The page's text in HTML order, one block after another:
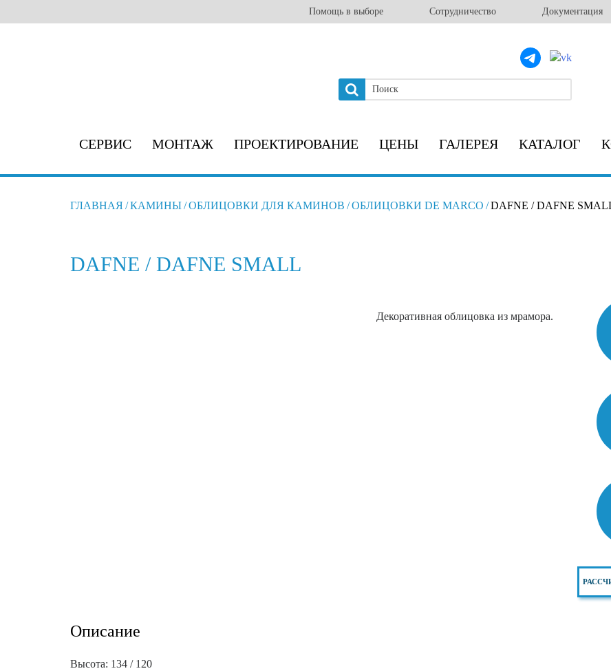
Помощь в выборе Сотрудничество Документация
СЕРВИС МОНТАЖ ПРОЕКТИРОВАНИЕ ЦЕНЫ ГАЛЕРЕЯ КАТАЛОГ
ГЛАВНАЯ /КАМИНЫ/ОБЛИЦОВКИ ДЛЯ КАМИНОВ /ОБЛИЦОВКИ DE MARCO /DAFNE / DAFNE
DAFNE / DAFNE SMALL
Декоративная облицовка из мрамора.
Описание
Высота: 134 / 120